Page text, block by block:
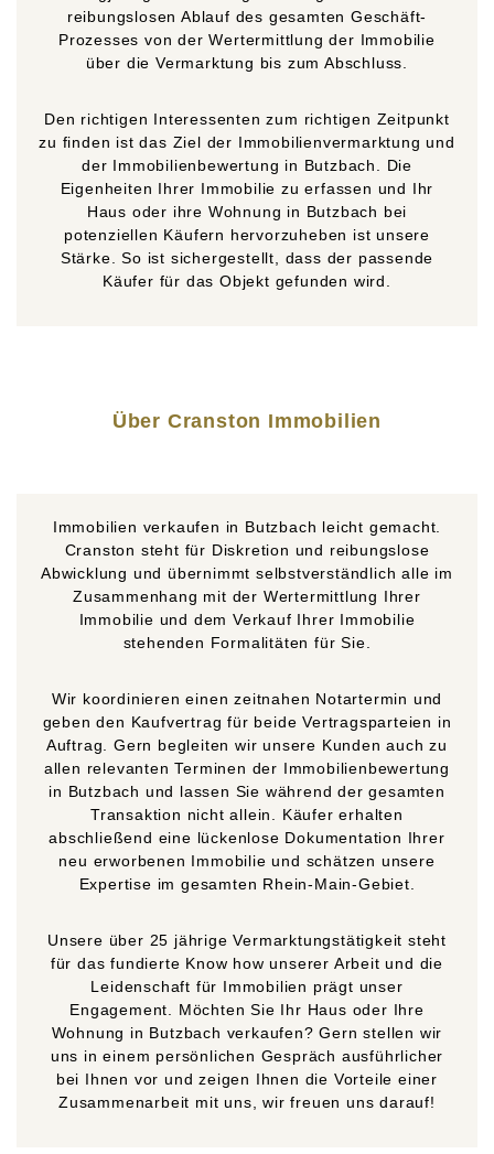
reibungslosen Ablauf des gesamten Geschäft-
Prozesses von der Wertermittlung der Immobilie
über die Vermarktung bis zum Abschluss.
Den richtigen Interessenten zum richtigen Zeitpunkt
zu finden ist das Ziel der Immobilienvermarktung und
der Immobilienbewertung in Butzbach. Die
Eigenheiten Ihrer Immobilie zu erfassen und Ihr
Haus oder ihre Wohnung in Butzbach bei
potenziellen Käufern hervorzuheben ist unsere
Stärke. So ist sichergestellt, dass der passende
Käufer für das Objekt gefunden wird.
Über Cranston Immobilien
Immobilien verkaufen in Butzbach leicht gemacht.
Cranston steht für Diskretion und reibungslose
Abwicklung und übernimmt selbstverständlich alle im
Zusammenhang mit der Wertermittlung Ihrer
Immobilie und dem Verkauf Ihrer Immobilie
stehenden Formalitäten für Sie.
Wir koordinieren einen zeitnahen Notartermin und
geben den Kaufvertrag für beide Vertragsparteien in
Auftrag. Gern begleiten wir unsere Kunden auch zu
allen relevanten Terminen der Immobilienbewertung
in Butzbach und lassen Sie während der gesamten
Transaktion nicht allein. Käufer erhalten
abschließend eine lückenlose Dokumentation Ihrer
neu erworbenen Immobilie und schätzen unsere
Expertise im gesamten Rhein-Main-Gebiet.
Unsere über 25 jährige Vermarktungstätigkeit steht
für das fundierte Know how unserer Arbeit und die
Leidenschaft für Immobilien prägt unser
Engagement. Möchten Sie Ihr Haus oder Ihre
Wohnung in Butzbach verkaufen? Gern stellen wir
uns in einem persönlichen Gespräch ausführlicher
bei Ihnen vor und zeigen Ihnen die Vorteile einer
Zusammenarbeit mit uns, wir freuen uns darauf!